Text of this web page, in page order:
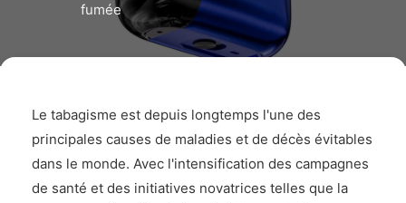
fumée
Le tabagisme est depuis longtemps l'une des
principales causes de maladies et de décès évitables
dans le monde. Avec l'intensification des campagnes
de santé et des initiatives novatrices telles que la